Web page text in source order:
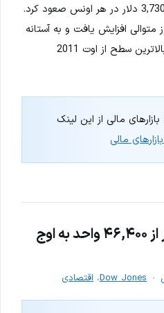
آمریکا به رکورد تاریخی نزدیک 3,730 دلار در هر اونس صعود کرد.
متوالی افزایش یافت و به آستانه
44 دلار در هر اونس رسید که بالاترین سطح از اوت 2011
مالی از این لینک
مالی
شاخص داوجونز با عبور از ۴۶,۴۰۰ واحد به اوج
Dow Jones، اقتصادی